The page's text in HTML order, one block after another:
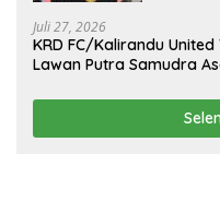
Juli 27, 2026
KRD FC/Kalirandu
Lawan Putra Samudra